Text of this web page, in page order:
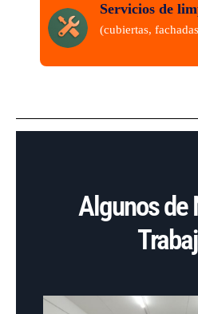
Servicios de
(cubiertas,
Algunos de